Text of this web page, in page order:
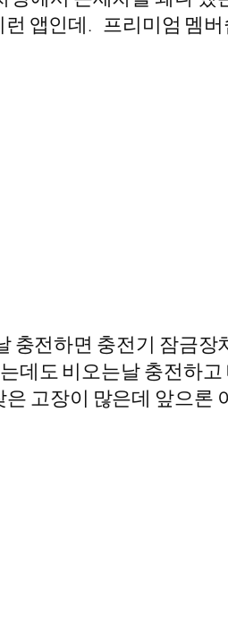
앱인데. 프리미엄 멤
전하면 충전기 잠금
데도 비오는날 충전하
고장이 많은데 앞으론